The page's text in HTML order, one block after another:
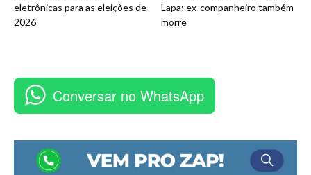
eletrônicas para as eleições de
2026
Lapa; ex-companheiro também
morre
Conversar no WhatsApp